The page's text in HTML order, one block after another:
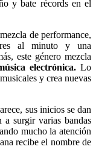
y bate récords en el
de performance,
al minuto y una
este género mezcla
electrónica. Lo
y crea nuevas
sus inicios se dan
a surgir varias bandas
mucho la atención
recibe el nombre de